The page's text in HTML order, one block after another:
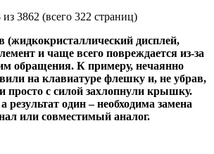
3862 (всего 322 страниц)
(жидкокристаллический дисплей,
и чаще всего повреждается из-за
обращения. К примеру, нечаянно
на клавиатуре флешку и, не убрав,
просто с силой захлопнули крышку.
результат один – необходима замена
или совместимый аналог.